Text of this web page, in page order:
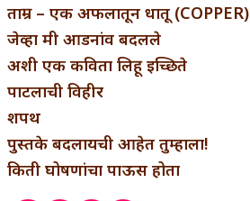
ताम्र – एक अफलातून धातू (COPPER)
जेव्हा मी आडनांव बदलले
अशी एक कविता लिहू इच्छिते
पाटलाची विहीर
शपथ
पुस्तके बदलायची आहेत तुम्हाला!
किती घोषणांचा पाऊस होता